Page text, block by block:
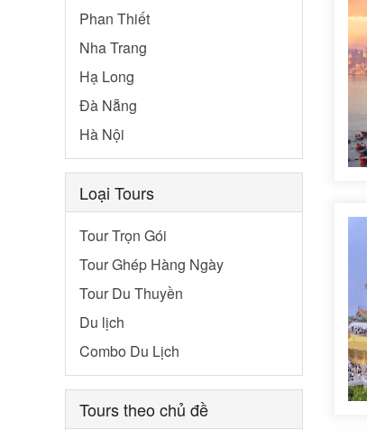
Phan Thiết
Nha Trang
Hạ Long
Đà Nẵng
Hà Nội
Loại Tours
Tour Trọn Gói
Tour Ghép Hàng Ngày
Tour Du Thuyền
Du lịch
Combo Du Lịch
Tours theo chủ đề